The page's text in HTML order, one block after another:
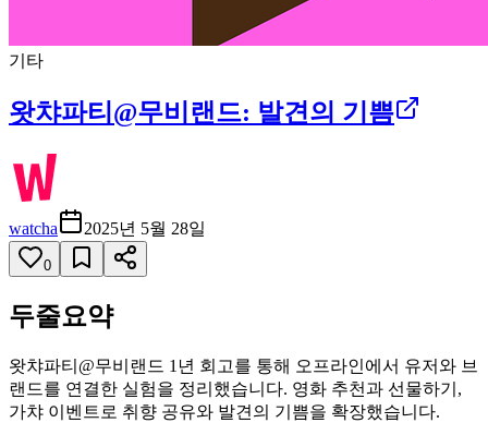
기타
왓챠파티@무비랜드: 발견의 기쁨
watcha 2025년 5월 28일
0
두줄요약
왓챠파티@무비랜드 1년 회고를 통해 오프라인에서 유저와 브
랜드를 연결한 실험을 정리했습니다. 영화 추천과 선물하기,
가챠 이벤트로 취향 공유와 발견의 기쁨을 확장했습니다.